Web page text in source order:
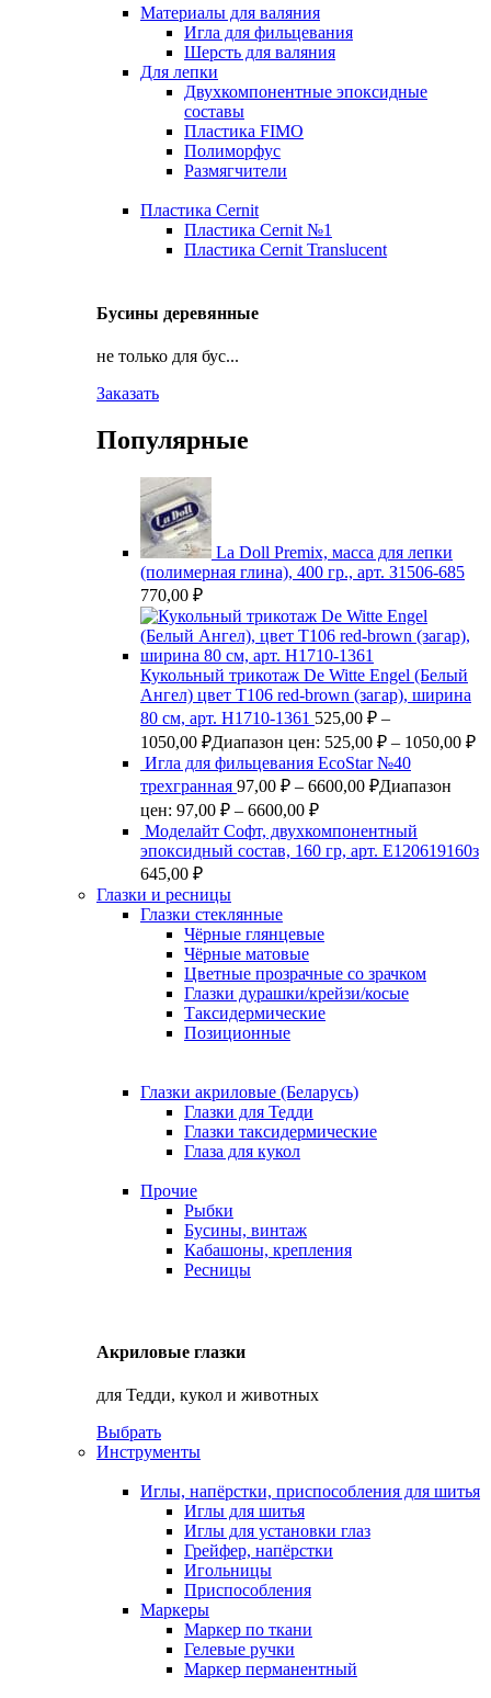
Материалы для валяния
Игла для фильцевания
Шерсть для валяния
Для лепки
Двухкомпонентные эпоксидные
составы
Пластика FIMO
Полиморфус
Размягчители
Пластика Cernit
Пластика Cernit №1
Пластика Cernit Translucent
Бусины деревянные
не только для бус...
Заказать
Популярные
La Doll Premix, масса для лепки
(полимерная глина), 400 гр., арт. З1506-685
770,00 ₽
Кукольный трикотаж De Witte Engel (Белый
Ангел) цвет Т106 red-brown (загар), ширина
80 см, арт. Н1710-1361 525,00 ₽ –
1050,00 ₽Диапазон цен: 525,00 ₽ – 1050,00 ₽
Игла для фильцевания EcoStar №40
трехгранная 97,00 ₽ – 6600,00 ₽Диапазон
цен: 97,00 ₽ – 6600,00 ₽
Моделайт Софт, двухкомпонентный
эпоксидный состав, 160 гр, арт. Е120619160з
645,00 ₽
Глазки и ресницы
Глазки стеклянные
Чёрные глянцевые
Чёрные матовые
Цветные прозрачные со зрачком
Глазки дурашки/крейзи/косые
Таксидермические
Позиционные
Глазки акриловые (Беларусь)
Глазки для Тедди
Глазки таксидермические
Глаза для кукол
Прочие
Рыбки
Бусины, винтаж
Кабашоны, крепления
Ресницы
Акриловые глазки
для Тедди, кукол и животных
Выбрать
Инструменты
Иглы, напёрстки, приспособления для шитья
Иглы для шитья
Иглы для установки глаз
Грейфер, напёрстки
Игольницы
Приспособления
Маркеры
Маркер по ткани
Гелевые ручки
Маркер перманентный